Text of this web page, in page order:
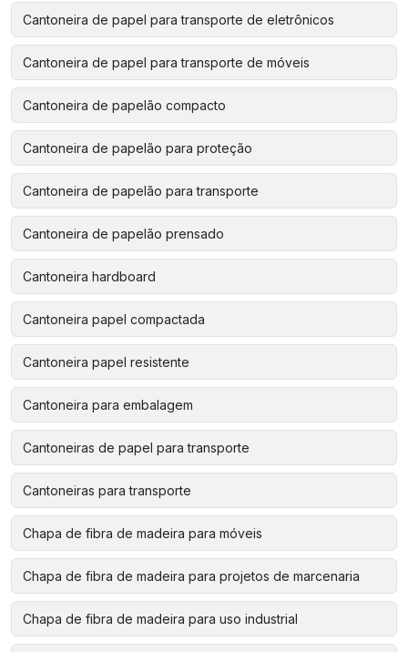
Cantoneira de papel para transporte de eletrônicos
Cantoneira de papel para transporte de móveis
Cantoneira de papelão compacto
Cantoneira de papelão para proteção
Cantoneira de papelão para transporte
Cantoneira de papelão prensado
Cantoneira hardboard
Cantoneira papel compactada
Cantoneira papel resistente
Cantoneira para embalagem
Cantoneiras de papel para transporte
Cantoneiras para transporte
Chapa de fibra de madeira para móveis
Chapa de fibra de madeira para projetos de marcenaria
Chapa de fibra de madeira para uso industrial